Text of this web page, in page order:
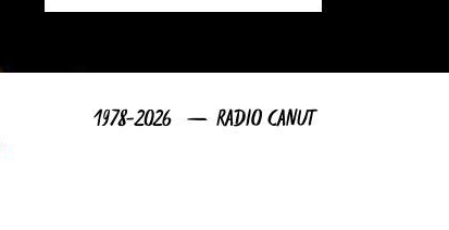
1978-2026 — RADIO CANUT